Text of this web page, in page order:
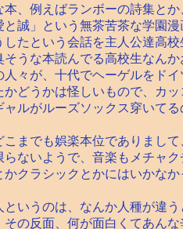
、例えばランボーの詩集と
誠」という無茶苦茶な学園
たという会話を主人公達高
うな本読んでる高校生なん
人々が、十代でヘーゲルをド
かどうかは怪しいもので、カ
ルがルーズソックス穿いてる
までも娯楽本位でありまし
ないようで、音楽もメチャ
クラシックとかにはいかなか
いうのは、なんか人種が違
の反面、何が面白くてあん